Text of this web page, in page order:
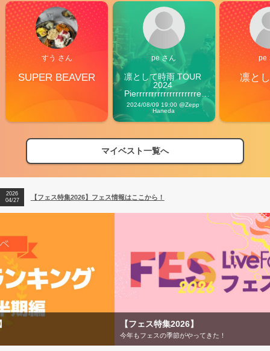
すう さん
SUPER BEAVER
pe さん
凛として時雨 TOUR
2024
Pierrrrrrrrrrrrrrrrrrrre
Vibes
2024/08/09 19:00 @Zepp
Haneda
pe
凛と
マイベスト一覧へ
【フェス特集2026】フェス情報はここから！
【ライブ動員ランキング】2026年上半期編発表！
2026
04/27
【フェス特集2026】フェス情報はここから！
2026